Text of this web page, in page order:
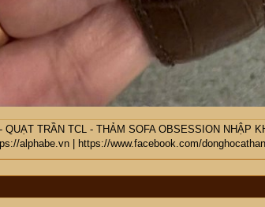
TRẦN TCL - THẢM SOFA OBSESSION NHẬP
alphabe.vn | https://www.facebook.com/